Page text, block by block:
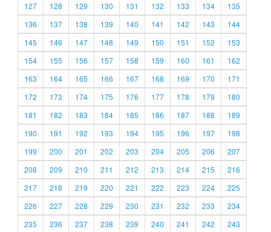
127
128 129 130 131 132 133 134
135
136
137 138 139 140 141 142 143
144
145
146 147 148 149 150 151 152
153
154
155 156 157 158 159 160 161
162
163
164 165 166 167 168 169 170
171
172
173 174 175 176 177 178 179
180
181
182 183 184 185 186 187 188
189
190
191 192 193 194 195 196 197
198
199
200 201 202 203 204 205 206
207
208
209 210 211 212 213 214 215
216
217
218 219 220 221 222 223 224
225
226
227 228 229 230 231 232 233
234
235
236 237 238 239 240 241 242 243